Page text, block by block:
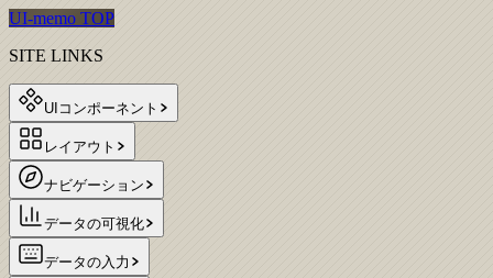
UI-memo TOP
SITE LINKS
UIコンポーネント
レイアウト
ナビゲーション
データの可視化
データの入力